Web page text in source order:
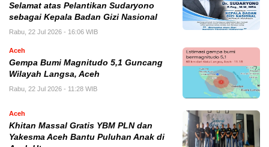
Selamat atas Pelantikan Sudaryono
sebagai Kepala Badan Gizi Nasional
Rabu, 22 Jul 2026 - 16:06 WIB
Aceh
Gempa Bumi Magnitudo 5,1 Guncang
Wilayah Langsa, Aceh
Rabu, 22 Jul 2026 - 11:28 WIB
Aceh
Khitan Massal Gratis YBM PLN dan
Yakesma Aceh Bantu Puluhan Anak di